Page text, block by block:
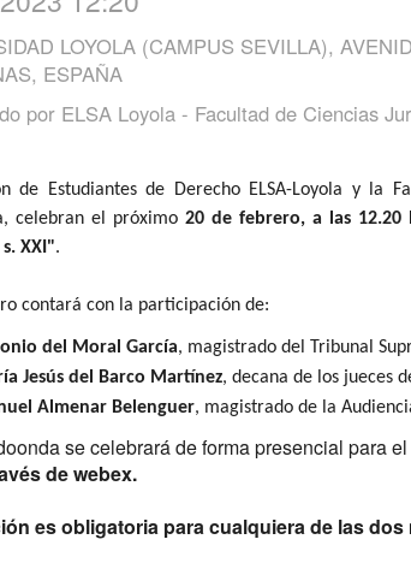
LOYOLA (CAMPUS SEVILLA),
ESPAÑA
por ELSA Loyola - Facultad de Ciencias
de Estudiantes de Derecho ELSA-Loyola y
celebran el próximo20 de febrero, a las 12.20
XXI".
contará con la participación de:
del Moral García, magistrado del Tribunal
Jesús del Barco Martínez, decana de los jueces
Almenar Belenguer, magistrado de la
se celebrará de forma presencial para
de webex.
es obligatoria para cualquiera de las